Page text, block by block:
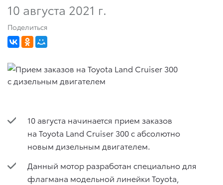
10 августа 2021 г.
Поделиться
10 августа начинается прием заказов
на Toyota Land Cruiser 300 с абсолютно
новым дизельным двигателем.
Данный мотор разработан специально для
флагмана модельной линейки Toyota,